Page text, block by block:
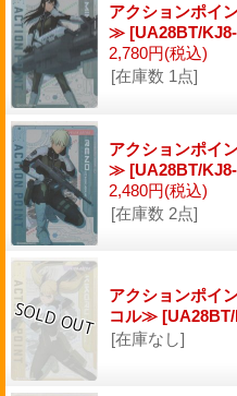
アクションポイ
≫ [UA28BT/
2,780円(税込)
[在庫数 1点]
アクションポイ
≫ [UA28BT/
2,480円(税込)
[在庫数 2点]
アクションポイ
コル≫
[在庫なし]